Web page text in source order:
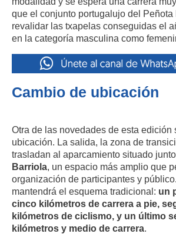
que el conjunto portugalujo del Peñota
revalidar las txapelas conseguidas el
en la categoría masculina como
Cambio de ubicación
Otra de las novedades de esta edición
ubicación. La salida, la zona de
trasladan al aparcamiento situado
Barriola, un espacio más amplio que
organización de participantes y
mantendrá el esquema tradicional: un
cinco kilómetros de carrera a pie,
kilómetros de ciclismo, y un último
kilómetros y medio de carrera.